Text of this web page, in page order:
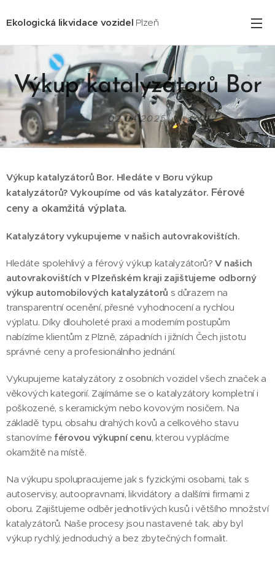
Ekologická likvidace vozidel Plzeň
Výkup katalyzátorů Bor
02.04.2025
Výkup katalyzátorů Bor. Hledáte v Boru výkup
katalyzátorů? Vykoupíme od vás katalyzátor. Férové
ceny a okamžitá výplata.
Katalyzátory vykupujeme v našich autovrakovištích.
Hledáte spolehlivý a férový výkup katalyzátorů?V našich
autovrakovištích v Plzeňském kraji zajišťujeme odborný
výkup automobilových katalyzátorů s důrazem na
transparentní ocenění, přesné vyhodnocení a rychlou
výplatu. Díky dlouholeté praxi a moderním postupům
nabízíme klientům z Plzně, západních i jižních Čech jistotu
správné ceny a profesionálního jednání.
Vykupujeme katalyzátory z osobních vozidel všech značek a
věkových kategorií. Zajímáme se o katalyzátory kompletní i
poškozené, s keramickým nebo kovovým nosičem. Na
základě typu, obsahu drahých kovů a celkového stavu
stanovíme férovou výkupní cenu, kterou vyplácíme
okamžitě na místě.
Na výkupu spolupracujeme jak s fyzickými osobami, tak s
autoservisy, autoopravnami, likvidátory a dalšími firmami z
oboru. Zajišťujeme odběr jednotlivých kusů i většího množství
katalyzátorů. Naše procesy jsou nastavené tak, aby byl
výkup rychlý, jednoduchý a bez zbytečných formalit.